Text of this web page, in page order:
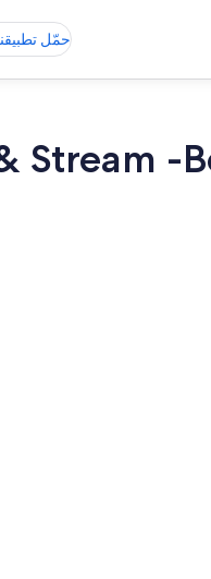
حمّل
Stream